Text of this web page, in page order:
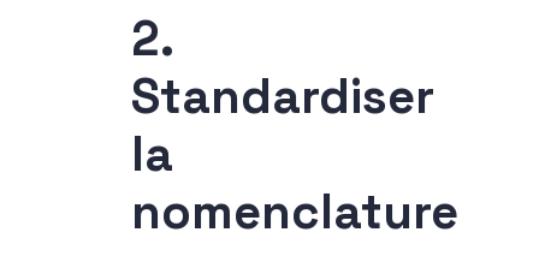
2.
Standardiser
la
nomenclature